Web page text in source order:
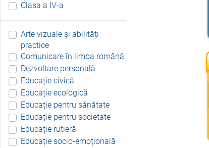
Clasa a IV-a
Arte vizuale și abilități
practice
Comunicare în limba română
Dezvoltare personală
Educație civică
Educație ecologică
Educație pentru sănătate
Educație pentru societate
Educație rutieră
Educație socio-emoțională